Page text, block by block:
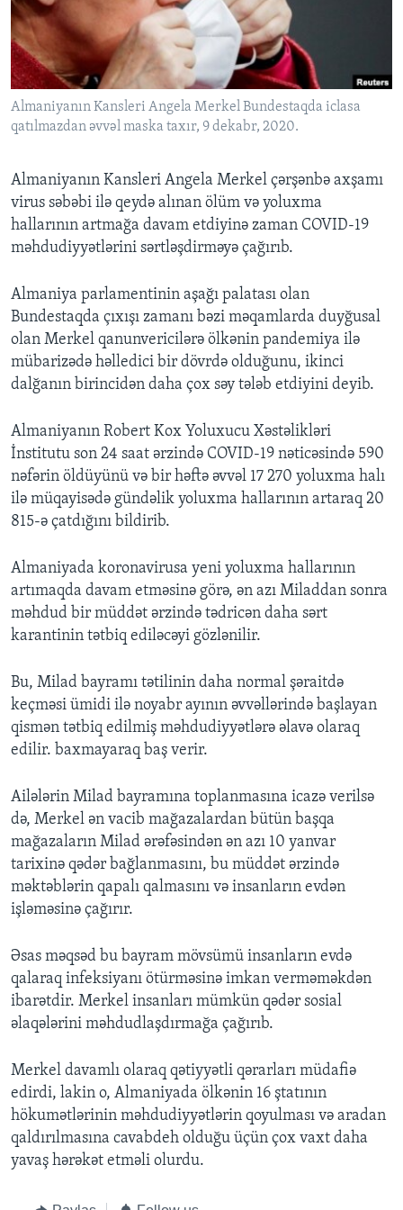
BIZI IZLƏYIN
Dillər
Almaniyanın Kansleri Angela Merkel Bundestaqda iclasa
qatılmazdan əvvəl maska taxır, 9 dekabr, 2020.
Almaniyanın Kansleri Angela Merkel çərşənbə axşamı
virus səbəbi ilə qeydə alınan ölüm və yoluxma
hallarının artmağa davam etdiyinə zaman COVID-19
məhdudiyyətlərini sərtləşdirməyə çağırıb.
Almaniya parlamentinin aşağı palatası olan
Bundestaqda çıxışı zamanı bəzi məqamlarda duyğusal
olan Merkel qanunvericilərə ölkənin pandemiya ilə
mübarizədə həlledici bir dövrdə olduğunu, ikinci
dalğanın birincidən daha çox səy tələb etdiyini deyib.
Almaniyanın Robert Kox Yoluxucu Xəstəlikləri
İnstitutu son 24 saat ərzində COVID-19 nəticəsində 590
nəfərin öldüyünü və bir həftə əvvəl 17 270 yoluxma halı
ilə müqayisədə gündəlik yoluxma hallarının artaraq 20
815-ə çatdığını bildirib.
Almaniyada koronavirusa yeni yoluxma hallarının
artımaqda davam etməsinə görə, ən azı Miladdan sonra
məhdud bir müddət ərzində tədricən daha sərt
karantinin tətbiq ediləcəyi gözlənilir.
Bu, Milad bayramı tətilinin daha normal şəraitdə
keçməsi ümidi ilə noyabr ayının əvvəllərində başlayan
qismən tətbiq edilmiş məhdudiyyətlərə əlavə olaraq
edilir. baxmayaraq baş verir.
Ailələrin Milad bayramına toplanmasına icazə verilsə
də, Merkel ən vacib mağazalardan bütün başqa
mağazaların Milad ərəfəsindən ən azı 10 yanvar
tarixinə qədər bağlanmasını, bu müddət ərzində
məktəblərin qapalı qalmasını və insanların evdən
işləməsinə çağırır.
Əsas məqsəd bu bayram mövsümü insanların evdə
qalaraq infeksiyanı ötürməsinə imkan verməməkdən
ibarətdir. Merkel insanları mümkün qədər sosial
əlaqələrini məhdudlaşdırmağa çağırıb.
Merkel davamlı olaraq qətiyyətli qərarları müdafiə
edirdi, lakin o, Almaniyada ölkənin 16 ştatının
hökumətlərinin məhdudiyyətlərin qoyulması və aradan
qaldırılmasına cavabdeh olduğu üçün çox vaxt daha
yavaş hərəkət etməli olurdu.